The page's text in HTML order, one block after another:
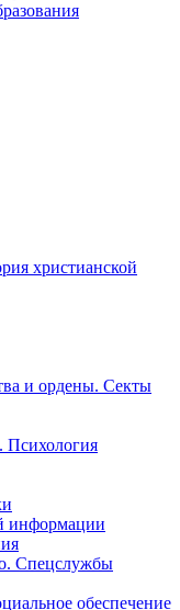
христианской
и ордены. Секты
Психология
информации
Спецслужбы
обеспечение